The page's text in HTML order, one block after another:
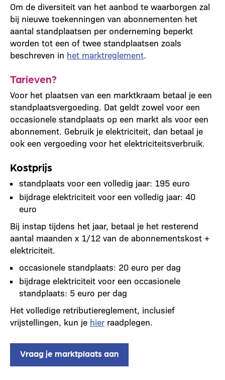
Om de diversiteit van het aanbod te waarborgen zal
bij nieuwe toekenningen van abonnementen het
aantal standplaatsen per onderneming beperkt
worden tot een of twee standplaatsen zoals
beschreven in het marktreglement.
Tarieven?
Voor het plaatsen van een marktkraam betaal je een
standplaatsvergoeding. Dat geldt zowel voor een
occasionele standplaats op een markt als voor een
abonnement. Gebruik je elektriciteit, dan betaal je
ook een vergoeding voor het elektriciteitsverbruik.
Kostprijs
standplaats voor een volledig jaar: 195 euro
bijdrage elektriciteit voor een volledig jaar: 40
euro
​Bij instap tijdens het jaar, betaal je het resterend
aantal maanden x 1/12 van de abonnementskost +
elektriciteit.
occasionele standplaats: 20 euro per dag
bijdrage elektriciteit voor een occasionele
standplaats: 5 euro per dag
Het volledige retributiereglement, inclusief
vrijstellingen, kun je hier raadplegen.
Vraag je marktplaats aan